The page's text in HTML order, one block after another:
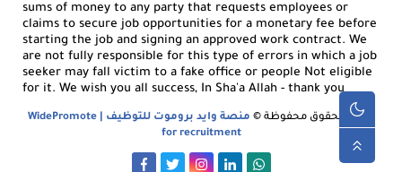
sums of money to any party that requests employees or
claims to secure job opportunities for a monetary fee before
starting the job and signing an approved work contract. We
are not fully responsible for this type of errors in which a job
seeker may fall victim to a fake office or people Not eligible
for it. We wish you all success, In Sha'a Allah - thank you
جميع الحقوق محفوظة ©
منصة وايد بروموت للتوظيف | WidePromote
for recruitment